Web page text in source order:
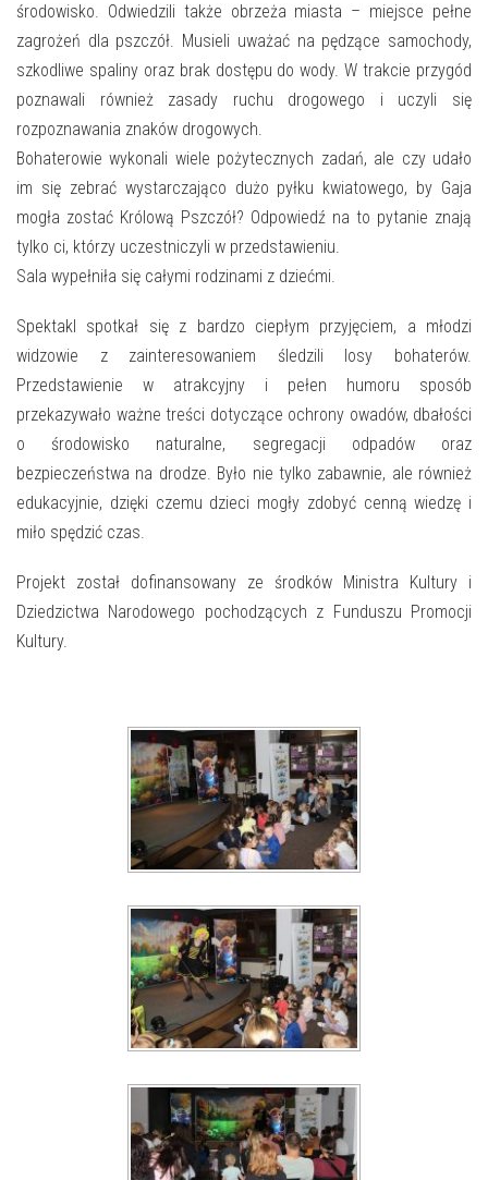
środowisko. Odwiedzili także obrzeża miasta – miejsce pełne
zagrożeń dla pszczół. Musieli uważać na pędzące samochody,
szkodliwe spaliny oraz brak dostępu do wody. W trakcie przygód
poznawali również zasady ruchu drogowego i uczyli się
rozpoznawania znaków drogowych.
Bohaterowie wykonali wiele pożytecznych zadań, ale czy udało
im się zebrać wystarczająco dużo pyłku kwiatowego, by Gaja
mogła zostać Królową Pszczół? Odpowiedź na to pytanie znają
tylko ci, którzy uczestniczyli w przedstawieniu.
Sala wypełniła się całymi rodzinami z dziećmi.
Spektakl spotkał się z bardzo ciepłym przyjęciem, a młodzi
widzowie z zainteresowaniem śledzili losy bohaterów.
Przedstawienie w atrakcyjny i pełen humoru sposób
przekazywało ważne treści dotyczące ochrony owadów, dbałości
o środowisko naturalne, segregacji odpadów oraz
bezpieczeństwa na drodze. Było nie tylko zabawnie, ale również
edukacyjnie, dzięki czemu dzieci mogły zdobyć cenną wiedzę i
miło spędzić czas.
Projekt został dofinansowany ze środków Ministra Kultury i
Dziedzictwa Narodowego pochodzących z Funduszu Promocji
Kultury.